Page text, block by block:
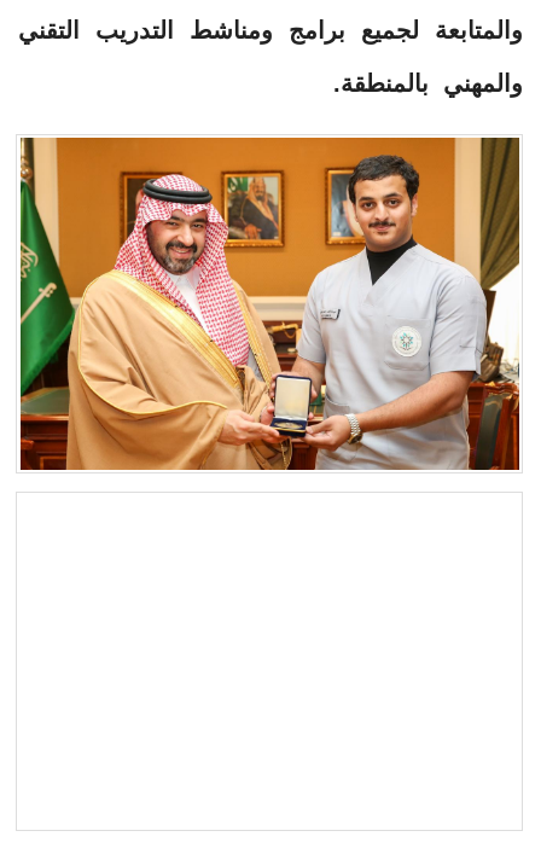
والمتابعة لجميع برامج ومناشط التدريب التقني
والمهني بالمنطقة.